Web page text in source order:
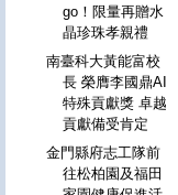
go！限量再贈水
晶珍珠孝親禮
南臺科大黃能富校
長 榮膺李國鼎AI
特殊貢獻獎 卓越
貢獻備受肯定
金門縣府志工隊前
往松柏園及福田